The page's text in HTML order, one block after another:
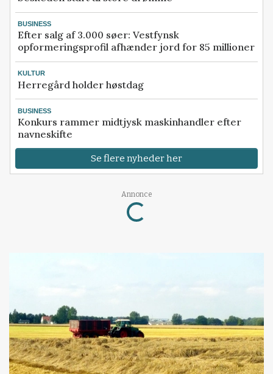
BUSINESS
Efter salg af 3.000 søer: Vestfynsk
opformeringsprofil afhænder jord for 85 millioner
KULTUR
Herregård holder høstdag
BUSINESS
Konkurs rammer midtjysk maskinhandler efter
navneskifte
Se flere nyheder her
Annonce
Loading...